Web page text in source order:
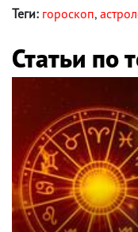
Теги: гороскоп,
Статьи по